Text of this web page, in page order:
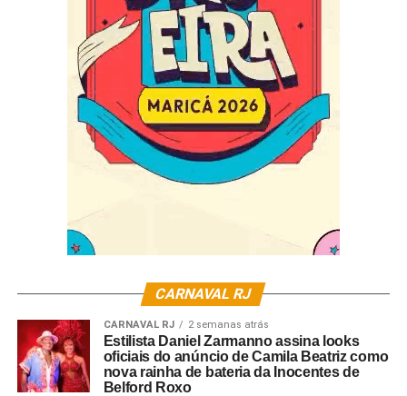
ideia era juntar os amigos no bar do Zezinho, no Morro da
Serrinha, que fornecia algumas caixas de cervejas
geladas para o samba acontecer.
A partir do bar do Zezinho, que está localizado em um
lugar muito simbólico, o entroncamento entre as ruas Dr.
Josino, conhecido como Largo dos Meninos, o Samba na
Serrinha transitou dentro do morro por outros espaços
com grande importância cultural dentro do território.
Dentre eles, o Terreirinho do Jongo, na Rua Balaiada,
local que no passado ficaria entre a primeira sede do
Império Serrano e o primeiro terreiro de umbanda da
localidade Depois, o evento passou para a Casa do
Jongo.
CARNAVAL RJ
CARNAVAL RJ 2 semanas atrás
Estilista Daniel Zarmanno assina looks
oficiais do anúncio de Camila Beatriz como
nova rainha de bateria da Inocentes de
Belford Roxo